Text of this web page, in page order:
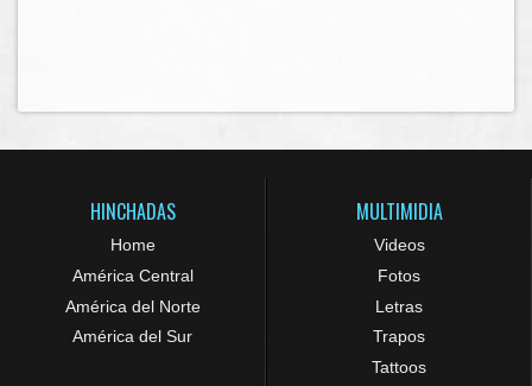
HINCHADAS
Home
América Central
América del Norte
América del Sur
MULTIMIDIA
Videos
Fotos
Letras
Trapos
Tattoos